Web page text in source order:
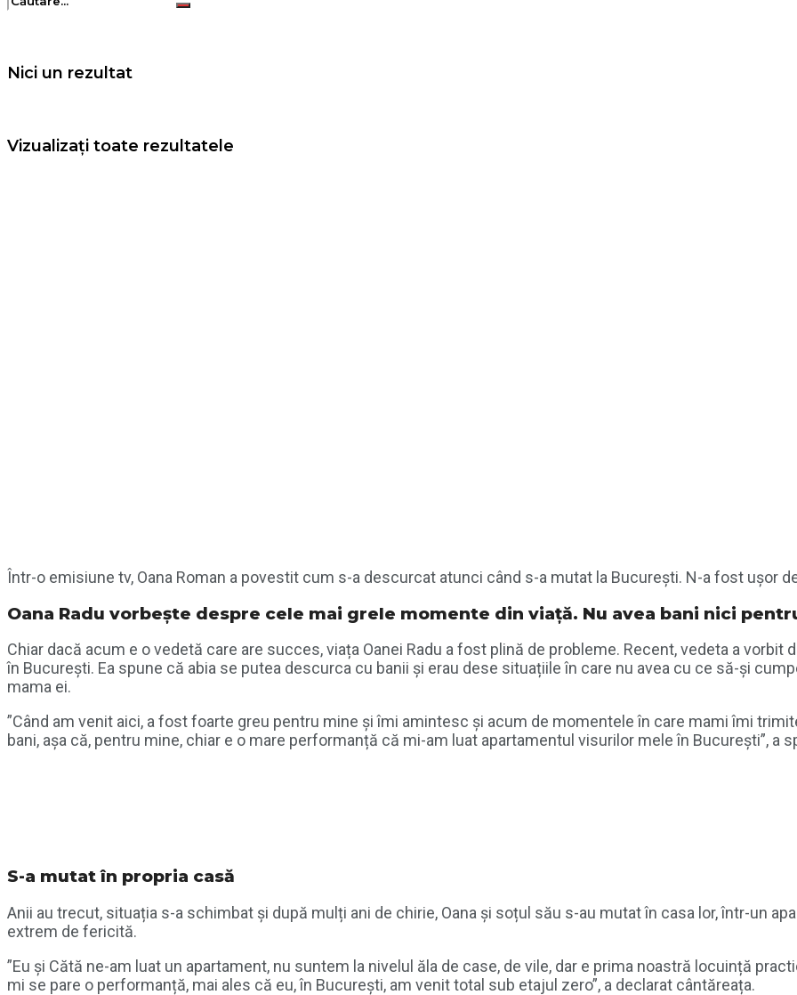
Nici un rezultat
Vizualizați toate rezultatele
Într-o emisiune tv, Oana Roman a povestit cum s-a descurcat atunci când s-a mutat la București. N-a fost ușor
Oana Radu vorbește despre cele mai grele momente din viață. Nu avea bani nici
Chiar dacă acum e o vedetă care are succes, viața Oanei Radu a fost plină de probleme. Recent, vedeta a
în București. Ea spune că abia se putea descurca cu banii și erau dese situațiile în care nu avea cu ce să-și
mama ei.
”Când am venit aici, a fost foarte greu pentru mine și îmi amintesc și acum de momentele în care mami îmi
bani, așa că, pentru mine, chiar e o mare performanță că mi-am luat apartamentul visurilor mele în București”, a
S-a mutat în propria casă
Anii au trecut, situația s-a schimbat și după mulți ani de chirie, Oana și soțul său s-au mutat în casa lor, într-un
extrem de fericită.
”Eu și Cătă ne-am luat un apartament, nu suntem la nivelul ăla de case, de vile, dar e prima noastră locuință
mi se pare o performanță, mai ales că eu, în București, am venit total sub etajul zero”, a declarat cântăreața.